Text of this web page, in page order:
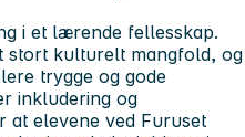
i et lærende fellesskap.
stort kulturelt mangfold, og
trygge og gode
inkludering og
at elevene ved Furuset